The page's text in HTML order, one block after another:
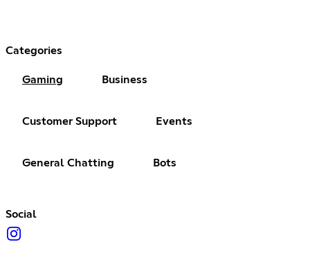
Categories
Gaming Business
Customer Support Events
General Chatting Bots
Social